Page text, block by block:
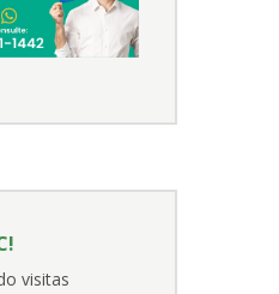
março a Oficina de Formação
Preços da Associação
Congonhas em parceria com a
visitas